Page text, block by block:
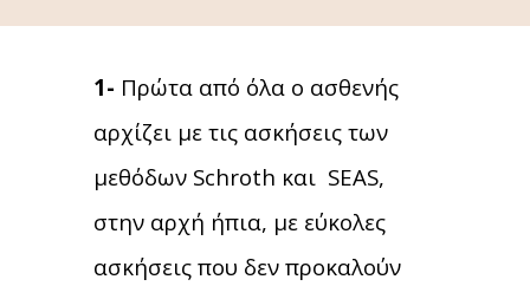
1- Πρώτα από όλα ο ασθενής
αρχίζει με τις ασκήσεις των
μεθόδων Schroth και SEAS,
στην αρχή ήπια, με εύκολες
ασκήσεις που δεν προκαλούν